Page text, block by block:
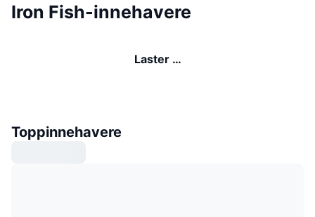
Iron Fish-innehavere
Laster …
Toppinnehavere